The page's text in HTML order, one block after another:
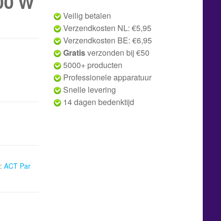
ACT Par
Veilig betalen
Verzendkosten NL: €5,95
Verzendkosten BE: €6,95
Gratisverzonden bij €50
5000+ producten
Professionele apparatuur
Snelle levering
14 dagen bedenktijd